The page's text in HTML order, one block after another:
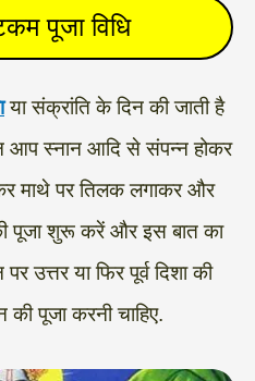
पूजा विधि
या संक्रांति के दिन की जाती है
आप स्नान आदि से संपन्न होकर
माथे पर तिलक लगाकर और
पूजा शुरू करें और इस बात का
या फिर पूर्व दिशा की
पूजा करनी चाहिए.